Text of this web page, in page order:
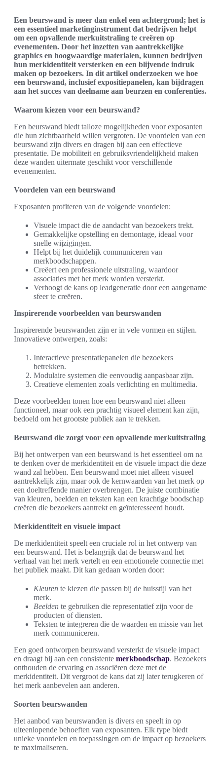
Een beurswand is meer dan enkel een achtergrond; het is
een essentieel marketinginstrument dat bedrijven helpt
om een opvallende merkuitstraling te creëren op
evenementen. Door het inzetten van aantrekkelijke
graphics en hoogwaardige materialen, kunnen bedrijven
hun merkidentiteit versterken en een blijvende indruk
maken op bezoekers. In dit artikel onderzoeken we hoe
een beurswand, inclusief expositiepanelen, kan bijdragen
aan het succes van deelname aan beurzen en conferenties.
Waarom kiezen voor een beurswand?
Een beurswand biedt talloze mogelijkheden voor exposanten
die hun zichtbaarheid willen vergroten. De voordelen van een
beurswand zijn divers en dragen bij aan een effectieve
presentatie. De mobiliteit en gebruiksvriendelijkheid maken
deze wanden uitermate geschikt voor verschillende
evenementen.
Voordelen van een beurswand
Exposanten profiteren van de volgende voordelen:
Visuele impact die de aandacht van bezoekers trekt.
Gemakkelijke opstelling en demontage, ideaal voor
snelle wijzigingen.
Helpt bij het duidelijk communiceren van
merkboodschappen.
Creëert een professionele uitstraling, waardoor
associaties met het merk worden versterkt.
Verhoogt de kans op leadgeneratie door een aangename
sfeer te creëren.
Inspirerende voorbeelden van beurswanden
Inspirerende beurswanden zijn er in vele vormen en stijlen.
Innovatieve ontwerpen, zoals:
Interactieve presentatiepanelen die bezoekers
betrekken.
Modulaire systemen die eenvoudig aanpasbaar zijn.
Creatieve elementen zoals verlichting en multimedia.
Deze voorbeelden tonen hoe een beurswand niet alleen
functioneel, maar ook een prachtig visueel element kan zijn,
bedoeld om het grootste publiek aan te trekken.
Beurswand die zorgt voor een opvallende merkuitstraling
Bij het ontwerpen van een beurswand is het essentieel om na
te denken over de merkidentiteit en de visuele impact die deze
wand zal hebben. Een beurswand moet niet alleen visueel
aantrekkelijk zijn, maar ook de kernwaarden van het merk op
een doeltreffende manier overbrengen. De juiste combinatie
van kleuren, beelden en teksten kan een krachtige boodschap
creëren die bezoekers aantrekt en geïnteresseerd houdt.
Merkidentiteit en visuele impact
De merkidentiteit speelt een cruciale rol in het ontwerp van
een beurswand. Het is belangrijk dat de beurswand het
verhaal van het merk vertelt en een emotionele connectie met
het publiek maakt. Dit kan gedaan worden door:
Kleuren te kiezen die passen bij de huisstijl van het
merk.
Beelden te gebruiken die representatief zijn voor de
producten of diensten.
Teksten te integreren die de waarden en missie van het
merk communiceren.
Een goed ontworpen beurswand versterkt de visuele impact
en draagt bij aan een consistente merkboodschap. Bezoekers
onthouden de ervaring en associëren deze met de
merkidentiteit. Dit vergroot de kans dat zij later terugkeren of
het merk aanbevelen aan anderen.
Soorten beurswanden
Het aanbod van beurswanden is divers en speelt in op
uiteenlopende behoeften van exposanten. Elk type biedt
unieke voordelen en toepassingen om de impact op bezoekers
te maximaliseren.